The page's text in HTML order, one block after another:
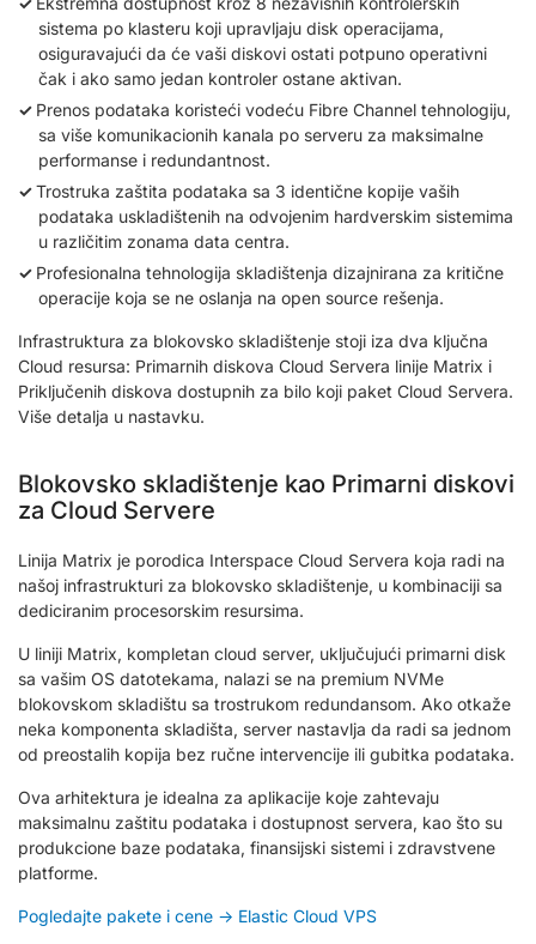
sistema po klasteru koji upravljaju disk operacijama,
osiguravajući da će vaši diskovi ostati potpuno operativni
čak i ako samo jedan kontroler ostane aktivan.
Prenos podataka koristeći vodeću Fibre Channel tehnologiju,
sa više komunikacionih kanala po serveru za maksimalne
performanse i redundantnost.
Trostruka zaštita podataka sa 3 identične kopije vaših
podataka uskladištenih na odvojenim hardverskim sistemima
u različitim zonama data centra.
Profesionalna tehnologija skladištenja dizajnirana za kritične
operacije koja se ne oslanja na open source rešenja.
Infrastruktura za blokovsko skladištenje stoji iza dva ključna
Cloud resursa: Primarnih diskova Cloud Servera linije Matrix i
Priključenih diskova dostupnih za bilo koji paket Cloud Servera.
Više detalja u nastavku.
Blokovsko skladištenje kao Primarni diskovi
za Cloud Servere
Linija Matrix je porodica Interspace Cloud Servera koja radi na
našoj infrastrukturi za blokovsko skladištenje, u kombinaciji sa
dediciranim procesorskim resursima.
U liniji Matrix, kompletan cloud server, uključujući primarni disk
sa vašim OS datotekama, nalazi se na premium NVMe
blokovskom skladištu sa trostrukom redundansom. Ako otkaže
neka komponenta skladišta, server nastavlja da radi sa jednom
od preostalih kopija bez ručne intervencije ili gubitka podataka.
Ova arhitektura je idealna za aplikacije koje zahtevaju
maksimalnu zaštitu podataka i dostupnost servera, kao što su
produkcione baze podataka, finansijski sistemi i zdravstvene
platforme.
Pogledajte pakete i cene → Elastic Cloud VPS